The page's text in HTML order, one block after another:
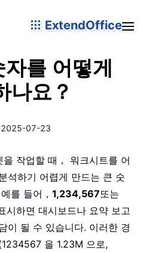
ExtendOffice
를 어떻게
나요？
2025-07-23
작업할 때， 워크시트를 어
석하기 어렵게 만드는 큰 숫
를 들어， 1,234,567또는
시하면 대시보드나 요약 보고
이 될 수 있습니다. 이러한 경
을 1.23M 으로,